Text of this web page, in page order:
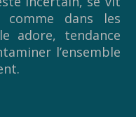
dans les
adore, tendance
l’ensemble